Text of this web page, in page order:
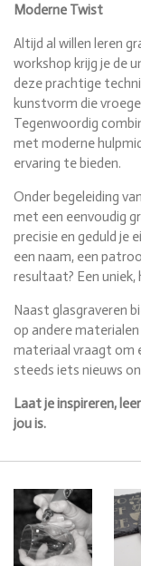
Moderne Twist
Altijd al willen leren
workshop krijg je de
deze prachtige
kunstvorm die
Tegenwoordig
met moderne
ervaring te bieden.
Onder begeleiding
met een eenvoudig
precisie en geduld je
een naam, een
resultaat? Een
Naast glasgraveren
op andere
materiaal vraagt om
steeds iets nieuws
Laat je inspireren,
jou is.